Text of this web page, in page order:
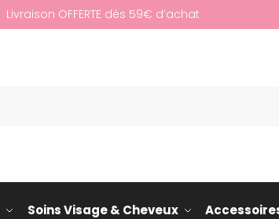
Livraison OFFERTE dès 59€ d’achat
Soins Visage & Cheveux